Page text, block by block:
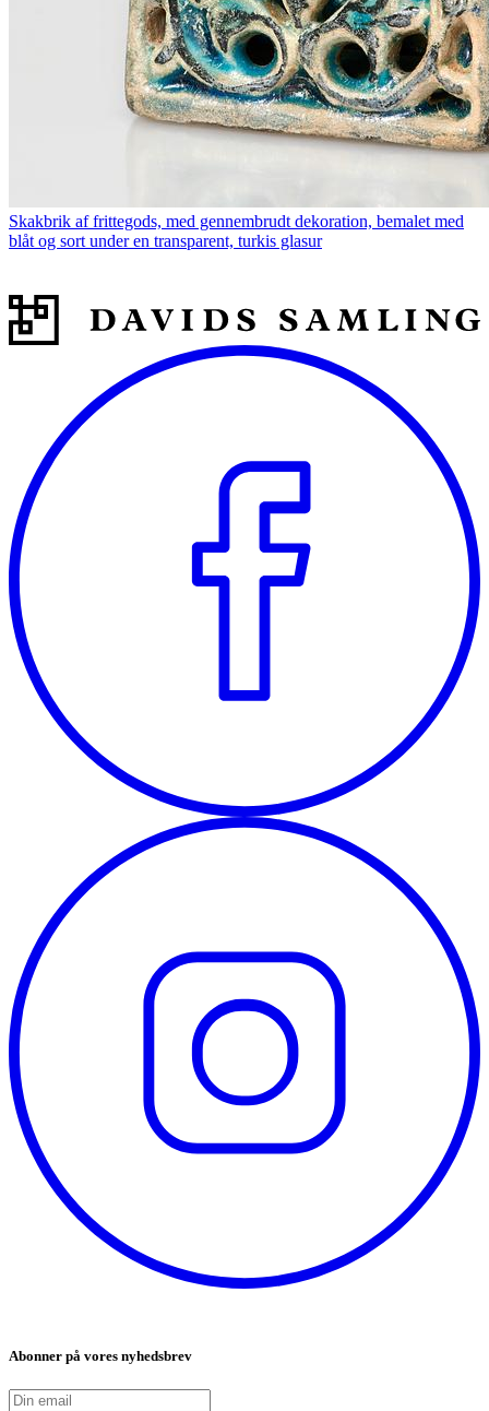
Skakbrik af frittegods, med gennembrudt dekoration, bemalet med
blåt og sort under en transparent, turkis glasur
Abonner på vores nyhedsbrev